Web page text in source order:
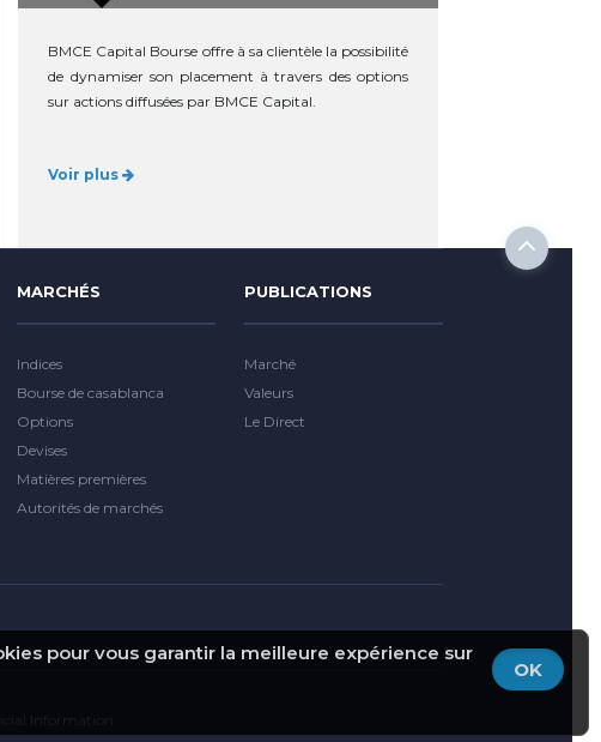
BMCE Capital Bourse offre à sa clientèle la possibilité
de dynamiser son placement à travers des options
sur actions diffusées par BMCE Capital.
Voir plus
OK
pour vous garantir la meilleure expérience sur
MARCHÉS
Indices
Bourse de casablanca
Options
Devises
Matières premières
Autorités de marchés
PUBLICATIONS
Marché
Valeurs
Le Direct